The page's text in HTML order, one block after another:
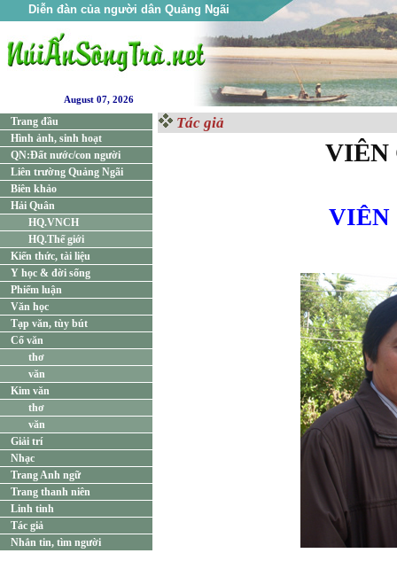
Diễn đàn của người dân Quảng Ngãi
August 07, 2026
Trang đầu
Hình ảnh, sinh hoạt
QN:Đất nước/con người
Liên trường Quảng Ngãi
Biên khảo
Hải Quân
HQ.VNCH
HQ.Thế giới
Kiến thức, tài liệu
Y học & đời sống
Phiếm luận
Văn học
Tạp văn, tùy bút
Cổ văn
thơ
văn
Kim văn
thơ
văn
Giải trí
Nhạc
Trang Anh ngữ
Trang thanh niên
Linh tinh
Tác giả
Nhắn tin, tìm người
Tác giả
VIÊN
VIÊN